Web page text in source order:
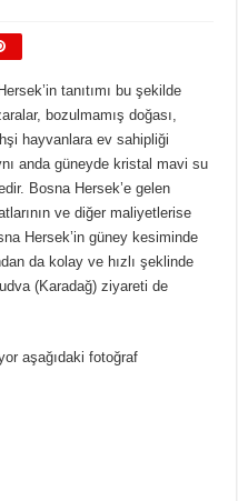
tanıtımı bu şekilde
bozulmamış doğası,
hayvanlara ev sahipliği
anda güneyde kristal mavi su
Bosna Hersek’e gelen
ve diğer maliyetlerise
Hersek’in güney kesiminde
da kolay ve hızlı şeklinde
(Karadağ) ziyareti de
aşağıdaki fotoğraf